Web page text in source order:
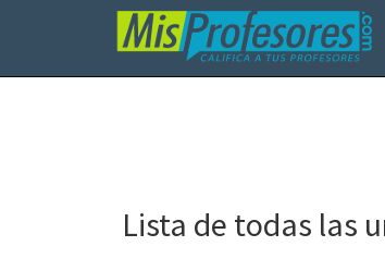
Lista de todas las